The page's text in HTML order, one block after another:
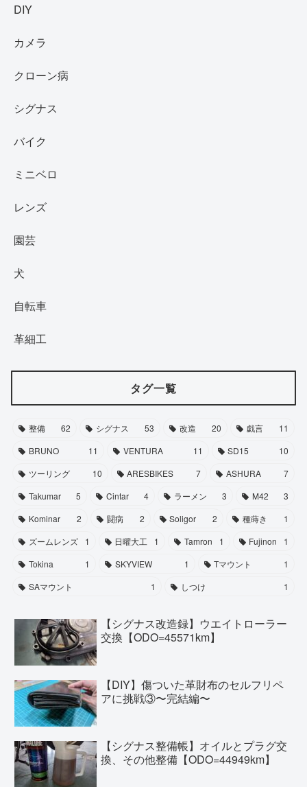
DIY
カメラ
クローン病
シグナス
バイク
ミニベロ
レンズ
園芸
犬
自転車
革細工
タグ一覧
整備 62 シグナス 53 改造 20 戯言
11
BRUNO
11 VENTURA 11 SD15
10
ツーリング
10 ARESBIKES 7 ASHURA
7
Takumar
5 Cintar 4 ラーメン 3 M42
3
Kominar
2 闘病 2 Soligor 2 種蒔き
1
ズームレンズ
1 日曜大工 1 Tamron 1 Fujinon
1
Tokina
1 SKYVIEW 1 Tマウント
1
SAマウント
1 しつけ 1
【シグナス改造録】ウエイトローラー
交換【ODO=45571km】
【DIY】傷ついた革財布のセルフリペ
アに挑戦③〜完結編〜
【シグナス整備帳】オイルとプラグ交
換、その他整備【ODO=44949km】